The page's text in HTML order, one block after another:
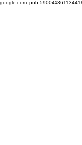
google.com, pub-